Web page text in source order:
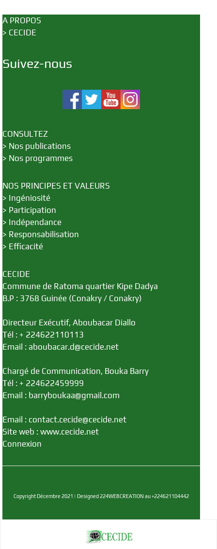
A PROPOS
> CECIDE
Suivez-nous
CONSULTEZ
> Nos publications
> Nos programmes
NOS PRINCIPES ET VALEURS
> Ingéniosité
> Participation
> Indépendance
> Responsabilisation
> Efficacité
CECIDE
Commune de Ratoma quartier Kipe Dadya
B.P : 3768 Guinée (Conakry / Conakry)
Directeur Exécutif, Aboubacar Diallo
Tél : + 224622110113
Email : aboubacar.d@cecide.net
Chargé de Communication, Bouka Barry
Tél : + 224622459999
Email : barryboukaa@gmail.com
Email : contact.cecide@cecide.net
Site web : www.cecide.net
Connexion
Copyright Décembre 2021 | Designed 224WEBCREATION au +224621104442